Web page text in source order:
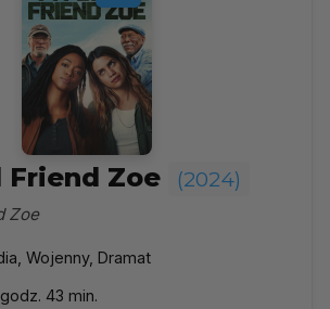
Friend Zoe (2024)
Zoe
Wojenny, Dramat
godz. 43 min.